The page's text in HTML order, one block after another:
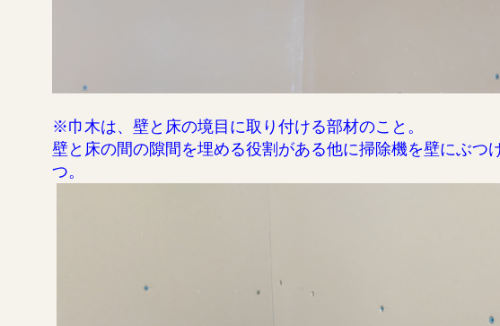
※巾木は、壁と床の境目に取り付ける部材のこと。
壁と床の間の隙間を埋める役割がある他に掃除機を壁にぶつ
つ。